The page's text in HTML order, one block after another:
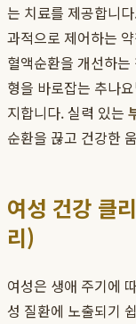
는 치료를 제공합니
과적으로 제어하는
혈액순환을 개선하
형을 바로잡는 추나
지합니다. 실력 있는
순환을 끊고 건강한
여성 건강 클
리)
여성은 생애 주기에
성 질환에 노출되기